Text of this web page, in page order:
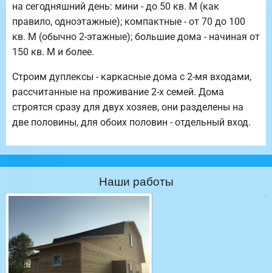
на сегодняшний день: мини - до 50 кв. М (как
правило, одноэтажные); компактные - от 70 до 100
кв. М (обычно 2-этажные); большие дома - начиная от
150 кв. М и более.
Строим дуплексы - каркасные дома с 2-мя входами,
рассчитанные на проживание 2-х семей. Дома
строятся сразу для двух хозяев, они разделены на
две половины, для обоих половин - отдельный вход.
Наши работы